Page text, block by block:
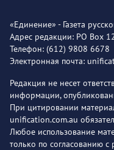
«Единение» - Газета
Адрес редакции: PO Box
Телефон: (612) 9808 6678
Электронная почта:
Редакция не несет
информации,
При цитировании
unification.com.au
Любое использование
только по согласованию с